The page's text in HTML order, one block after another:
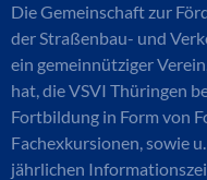
Die Gemeinschaft zur
der Straßenbau- und
ein gemeinnütziger
hat, die VSVI Thüringen
Fortbildung in Form von
Fachexkursionen, sowie
jährlichen